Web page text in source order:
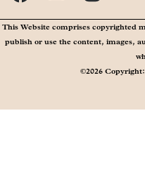
This Website comprises copyrighted
publish or use the content, images,
©2026